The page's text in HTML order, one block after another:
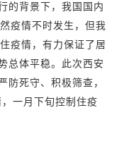
的背景下，我国国内
疫情不时发生，但我
疫情，有力保证了居
总体平稳。此次西安
防死守、积极筛查，
一月下旬控制住疫